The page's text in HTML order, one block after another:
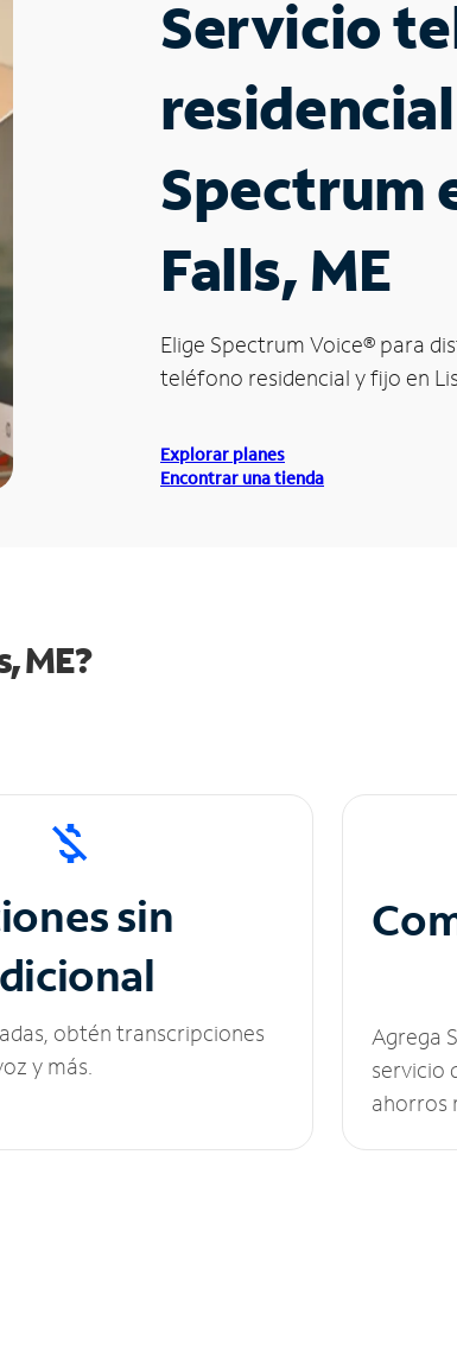
Servicio
Spectrum
Falls, ME
Elige Spectrum Voice® para
teléfono residencial y fijo en
Explorar planes
Encontrar una tienda
ME?
sin
obtén transcripciones
y más.
Agrega
servicio
ahorros